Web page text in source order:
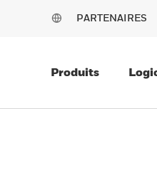
PARTENAIRES
Produits